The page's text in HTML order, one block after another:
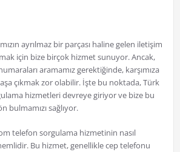
ayrılmaz bir parçası haline gelen iletişim
için bize birçok hizmet sunuyor. Ancak,
aramamız gerektiğinde, karşımıza
çıkmak zor olabilir. İşte bu noktada, Türk
hizmetleri devreye giriyor ve bize bu
bulmamızı sağlıyor.
telefon sorgulama hizmetinin nasıl
Bu hizmet, genellikle cep telefonu